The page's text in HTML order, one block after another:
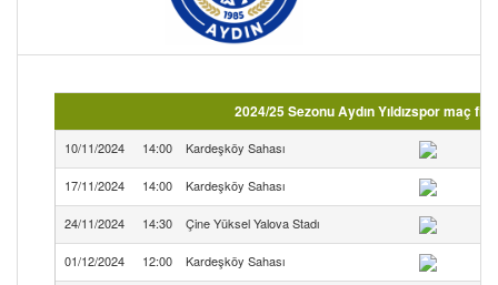
2024/25 Sezonu Aydın Yıldızspor maç
10/11/2024 14:00 Kardeşköy Sahası
17/11/2024 14:00 Kardeşköy Sahası
24/11/2024 14:30 Çine Yüksel Yalova Stadı
01/12/2024 12:00 Kardeşköy Sahası